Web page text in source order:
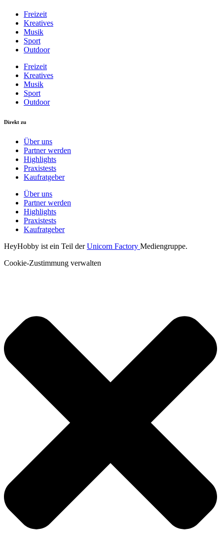
Freizeit
Kreatives
Musik
Sport
Outdoor
Freizeit
Kreatives
Musik
Sport
Outdoor
Direkt zu
Über uns
Partner werden
Highlights
Praxistests
Kaufratgeber
Über uns
Partner werden
Highlights
Praxistests
Kaufratgeber
HeyHobby ist ein Teil derUnicorn Factory Mediengruppe.
Cookie-Zustimmung verwalten